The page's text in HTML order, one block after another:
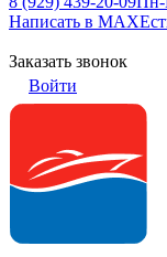
Написать в MAX
Заказать звонок
Войти